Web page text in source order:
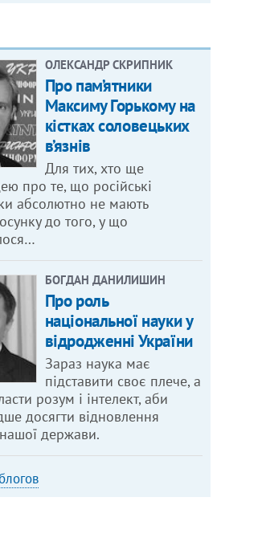
ОЛЕКСАНДР СКРИПНИК
Про пам’ятники
Максиму Горькому на
кістках соловецьких
в’язнів
Для тих, хто ще
про те, що російські
абсолютно не мають
до того, у що
БОГДАН ДАНИЛИШИН
Про роль
національної науки у
відродженні України
Зараз наука має
підставити своє плече, а
розум і інтелект, аби
досягти відновлення
держави.